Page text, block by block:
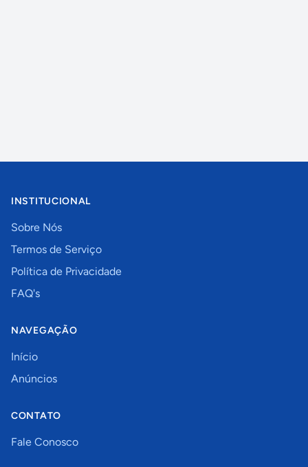
INSTITUCIONAL
Sobre Nós
Termos de Serviço
Política de Privacidade
FAQ's
NAVEGAÇÃO
Início
Anúncios
CONTATO
Fale Conosco